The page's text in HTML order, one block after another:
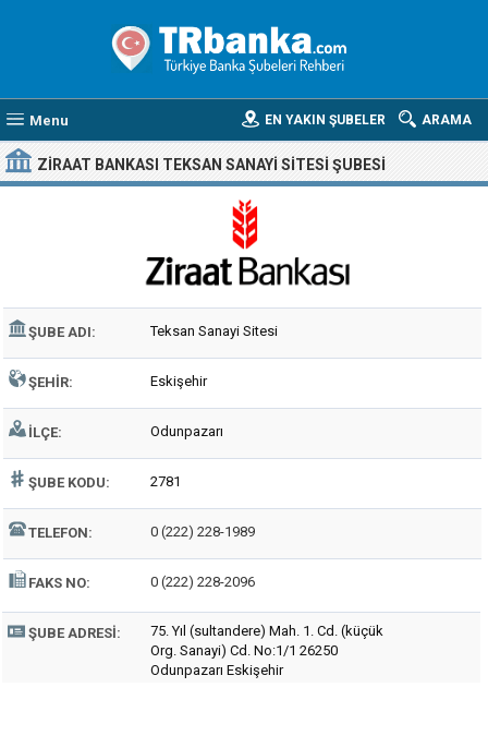
Menu ARAMA
EN YAKIN ŞUBELER
ZIRAAT BANKASI TEKSAN SANAYI SITESI ŞUBESI
ŞUBE ADI: Teksan Sanayi Sitesi
ŞEHIR: Eskişehir
İLÇE: Odunpazarı
ŞUBE KODU: 2781
TELEFON: 0 (222) 228-1989
FAKS NO: 0 (222) 228-2096
ŞUBE ADRESI:
75. Yıl (sultandere) Mah. 1. Cd. (küçük
Org. Sanayi) Cd. No:1/1 26250
Odunpazarı Eskişehir